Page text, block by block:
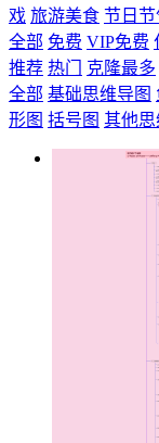
戏 旅游美食 节日节
全部 免费 VIP免费
推荐 热门 克隆最多
全部 基础思维导图
形图 括号图 其他思